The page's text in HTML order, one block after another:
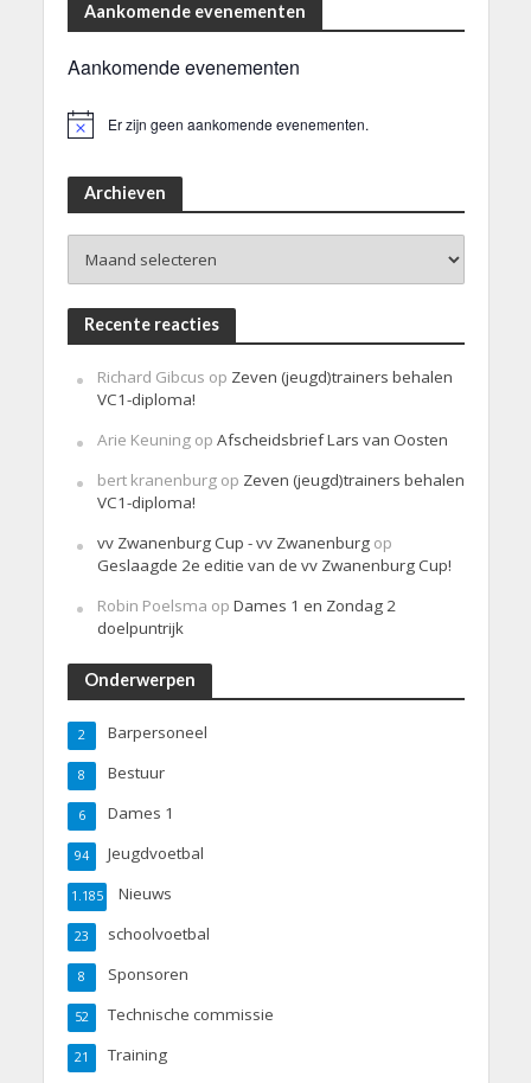
Aankomende evenementen
Aankomende evenementen
Er zijn geen aankomende evenementen.
Archieven
Recente reacties
Richard Gibcus op Zeven (jeugd)trainers behalen
VC1-diploma!
Arie Keuningop Afscheidsbrief Lars van Oosten
bert kranenburgop Zeven (jeugd)trainers behalen
VC1-diploma!
vv Zwanenburg Cup - vv Zwanenburgop
Geslaagde 2e editie van de vv Zwanenburg Cup!
Robin Poelsma op Dames 1 en Zondag 2
doelpuntrijk
Onderwerpen
Barpersoneel
2
Bestuur
8
Dames 1
6
Jeugdvoetbal
94
Nieuws
1.185
schoolvoetbal
23
Sponsoren
8
Technische commissie
52
Training
21